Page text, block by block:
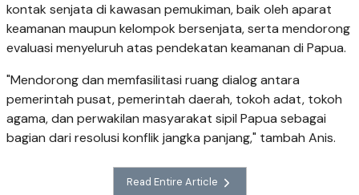
kontak senjata di kawasan pemukiman, baik oleh aparat
keamanan maupun kelompok bersenjata, serta mendorong
evaluasi menyeluruh atas pendekatan keamanan di Papua.
"Mendorong dan memfasilitasi ruang dialog antara
pemerintah pusat, pemerintah daerah, tokoh adat, tokoh
agama, dan perwakilan masyarakat sipil Papua sebagai
bagian dari resolusi konflik jangka panjang," tambah Anis.
Read Entire Article